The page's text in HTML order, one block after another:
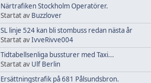
Närtrafiken Stockholm Operatörer.
Startat av Buzzlover
SL linje 524 kan bli stombuss redan nästa år
Startat avIvveRivve004
Tidtabellsenliga bussturer med Taxi...
Startat av Ulf Berlin
Ersättningstrafik på 681 Pålsundsbron.